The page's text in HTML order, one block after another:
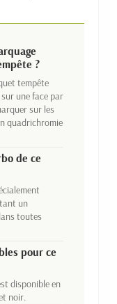
?
tempête
une face par
sur les
quadrichromie
de ce
un
toutes
pour ce
disponible en
noir.